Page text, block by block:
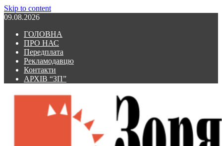
Skip to content
09.08.2026
ГОЛОВНА
ПРО НАС
Передплата
Рекламодавцю
Контакти
АРХІВ “ЗП”